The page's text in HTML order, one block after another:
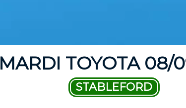
MARDI TOYOTA 08/
STABLEFORD